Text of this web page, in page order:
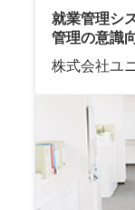
就業管理シ
管理の意識
株式会社ユ